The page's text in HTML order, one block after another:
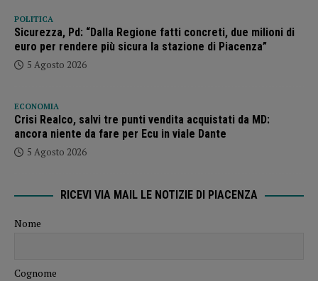
POLITICA
Sicurezza, Pd: “Dalla Regione fatti concreti, due milioni di
euro per rendere più sicura la stazione di Piacenza”
5 Agosto 2026
ECONOMIA
Crisi Realco, salvi tre punti vendita acquistati da MD:
ancora niente da fare per Ecu in viale Dante
5 Agosto 2026
RICEVI VIA MAIL LE NOTIZIE DI PIACENZA
Nome
Cognome